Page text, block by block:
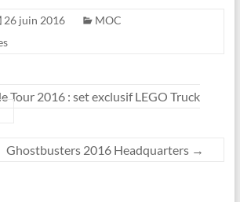
26 juin 2016
MOC
Tour 2016 : set exclusif LEGO Truck
Ghostbusters 2016 Headquarters →